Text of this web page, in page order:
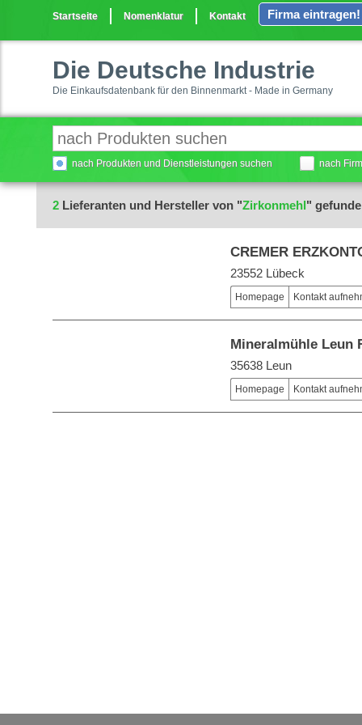
Startseite Nomenklatur Kontakt Firma eintragen!
Die Deutsche Industrie
Die Einkaufsdatenbank für den Binnenmarkt - Made in Germany
nach Produkten und Dienstleistungen suchen nach
2 Lieferanten und Hersteller von "Zirkonmehl"
CREMER
23552 Lübeck
Homepage Kontakt
Mineralmühle Leun
35638 Leun
Homepage Kontakt